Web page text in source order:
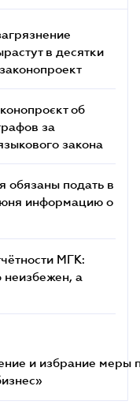
в десятки
об
за
закона
обязаны подать в
информацию о
МГК:
неизбежен, а
и избрание меры